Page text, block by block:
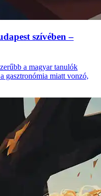
szívében –
a magyar tanulók
gasztronómia miatt vonzó,